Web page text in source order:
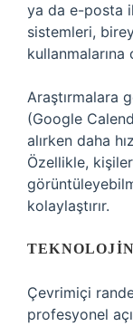
ya da e-posta
sistemleri,
kullanmalarına
Araştırmalara
(Google
alırken daha
Özellikle,
kolaylaştırır.
Çevrimiçi
profesyonel